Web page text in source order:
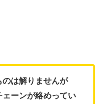
は解りませんが
ーンが絡めってい